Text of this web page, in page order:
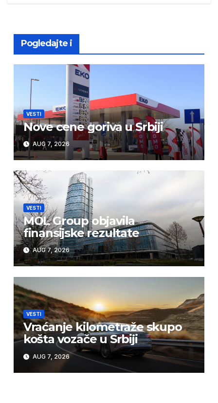
Pogledajte i
VESTI
Nove cene goriva u Srbiji
AUG 7, 2026
VESTI
MOL Group objavila
finansijske rezultate
AUG 7, 2026
VESTI
Vraćanje kilometraže skupo
košta vozače u Srbiji
AUG 7, 2026